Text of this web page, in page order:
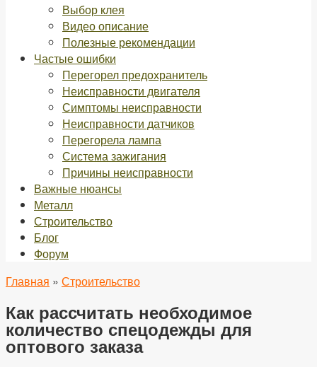
Выбор клея
Видео описание
Полезные рекомендации
Частые ошибки
Перегорел предохранитель
Неисправности двигателя
Симптомы неисправности
Неисправности датчиков
Перегорела лампа
Система зажигания
Причины неисправности
Важные нюансы
Металл
Строительство
Блог
Форум
Главная » Строительство
Как рассчитать необходимое
количество спецодежды для
оптового заказа